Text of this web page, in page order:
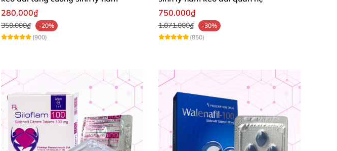
280.000₫
350.000₫
-20%
(900)
750.000₫
1.071.000₫
-30%
(850)